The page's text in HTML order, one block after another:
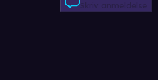
Skriv anmeldelse